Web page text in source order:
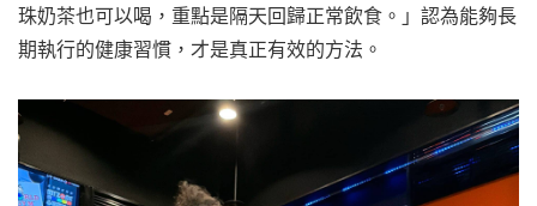
珠奶茶也可以喝，重點是隔天回歸正常飲食。」認為能夠長
期執行的健康習慣，才是真正有效的方法。